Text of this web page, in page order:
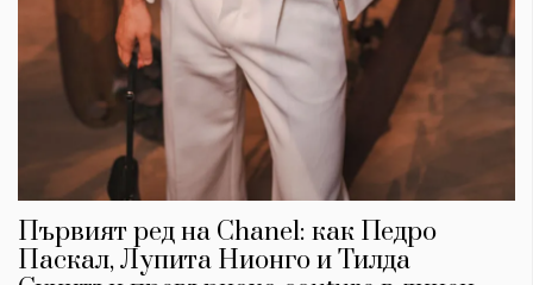
Първият ред на Chanel: как Педро
Паскал, Лупита Нионго и Тилда